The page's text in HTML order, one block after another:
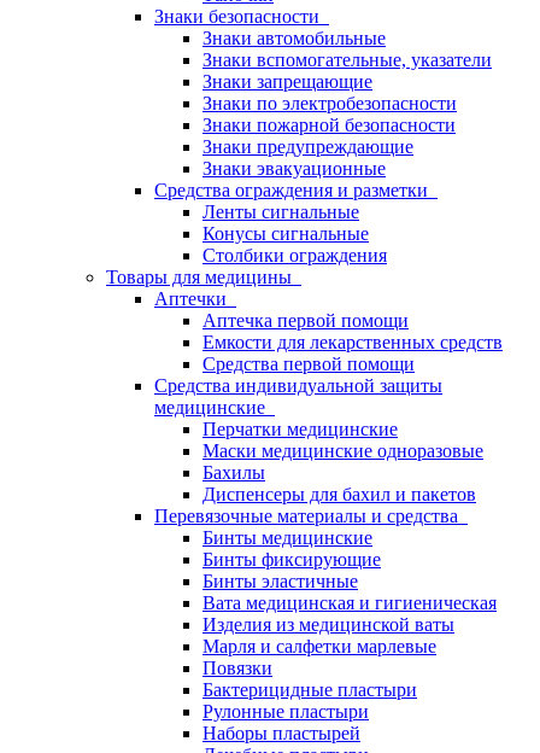
Знаки безопасности
Знаки автомобильные
Знаки вспомогательные, указатели
Знаки запрещающие
Знаки по электробезопасности
Знаки пожарной безопасности
Знаки предупреждающие
Знаки эвакуационные
Средства ограждения и разметки
Ленты сигнальные
Конусы сигнальные
Столбики ограждения
Товары для медицины
Аптечки
Аптечка первой помощи
Емкости для лекарственных средств
Средства первой помощи
Средства индивидуальной защиты
медицинские
Перчатки медицинские
Маски медицинские одноразовые
Бахилы
Диспенсеры для бахил и пакетов
Перевязочные материалы и средства
Бинты медицинские
Бинты фиксирующие
Бинты эластичные
Вата медицинская и гигиеническая
Изделия из медицинской ваты
Марля и салфетки марлевые
Повязки
Бактерицидные пластыри
Рулонные пластыри
Наборы пластырей